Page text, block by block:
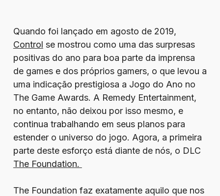
Quando foi lançado em agosto de 2019,
Control se mostrou como uma das surpresas
positivas do ano para boa parte da imprensa
de games e dos próprios gamers, o que levou a
uma indicação prestigiosa a Jogo do Ano no
The Game Awards. A Remedy Entertainment,
no entanto, não deixou por isso mesmo, e
continua trabalhando em seus planos para
estender o universo do jogo. Agora, a primeira
parte deste esforço está diante de nós, o DLC
The Foundation.
The Foundation faz exatamente aquilo que nos